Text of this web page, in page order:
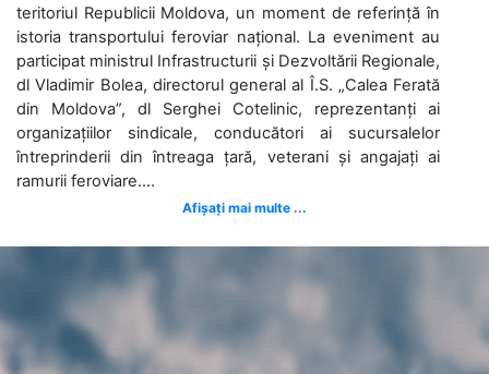
teritoriul Republicii Moldova, un moment de referință în
istoria transportului feroviar național. La eveniment au
participat ministrul Infrastructurii și Dezvoltării Regionale,
dl Vladimir Bolea, directorul general al Î.S. „Calea Ferată
din Moldova”, dl Serghei Cotelinic, reprezentanți ai
organizațiilor sindicale, conducători ai sucursalelor
întreprinderii din întreaga țară, veterani și angajați ai
ramurii feroviare....
Afișați mai multe ...